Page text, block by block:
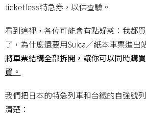
ticketless特急券，以供查驗。
看到這裡，各位可能會有點疑惑：我都
了，為什麼還要用Suica／紙本車票進出
將車票結構全部拆開，讓你可以同時購
買。
我們把日本的特急列車和台鐵的自強號
清楚：